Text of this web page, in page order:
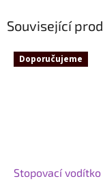
Související
Doporučujeme
Stopovací